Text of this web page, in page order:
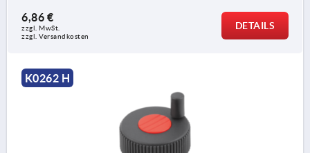
6,86 €
zzgl. MwSt.
zzgl. Versandkosten
DETAILS
K0262 H